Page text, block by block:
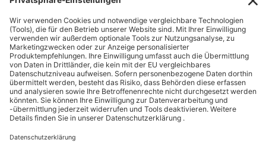
Unternehmen
Karriere
Zahlungsarten
Schnelle Lieferung